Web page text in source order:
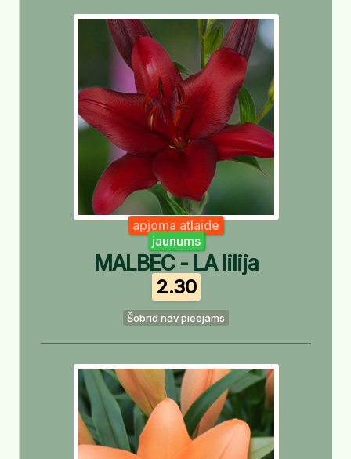
apjoma atlaide
jaunums
MALBEC - LA lilija
2.30
Šobrīd nav pieejams